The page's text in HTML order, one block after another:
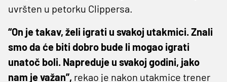
uvršten u petorku Clippersa.
“On je takav, želi igrati u svakoj utakmici. Znali
smo da će biti dobro bude li mogao igrati
unatoč boli. Napreduje u svakoj godini, jako
nam je važan”, rekao je nakon utakmice trener